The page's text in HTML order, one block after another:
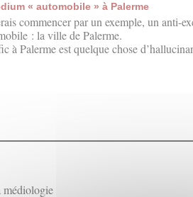
« automobile » à Palerme
commencer par un exemple, un anti-
: la ville de Palerme.
à Palerme est quelque chose
médiologie